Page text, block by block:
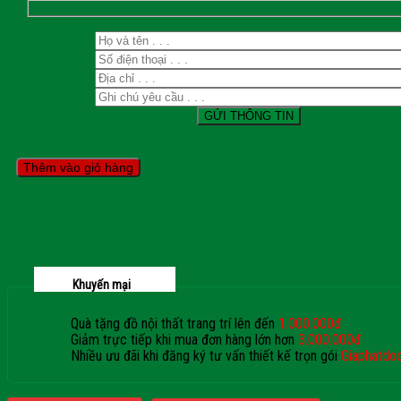
Thêm vào giỏ hàng
Khuyến mại
Quà tặng đồ nội thất trang trí lên đến 1.000.000đ
Giảm trực tiếp khi mua đơn hàng lớn hơn 3.000.000đ
Nhiều ưu đãi khi đăng ký tư vấn thiết kế trọn gói